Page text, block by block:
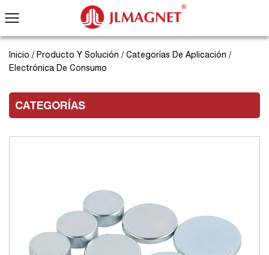
Inicio / Producto Y Solución / Categorías De Aplicación /
Electrónica De Consumo
CATEGORÍAS